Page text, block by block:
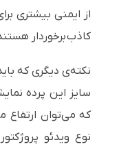
از ایمنی بیشتری
کاذب برخوردار
نکته‌ی دیگری که
که می‌توان ارتفاع